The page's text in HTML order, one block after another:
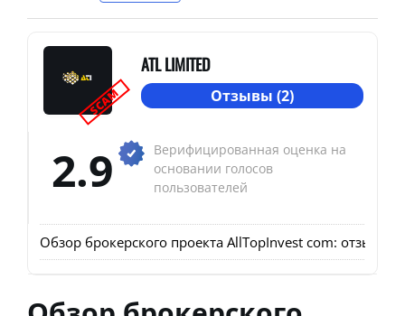
SCAM
ATL LIMITED
Отзывы (2)
2.9
Верифицированная оценка на
основании голосов
пользователей
Обзор брокерского проекта AllTopInvest com: